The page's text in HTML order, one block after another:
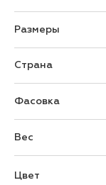
Размеры
Страна
Фасовка
Вес
Цвет